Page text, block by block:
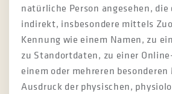
natürliche Person angesehen, die
indirekt, insbesondere mittels
Kennung wie einem Namen, zu
zu Standortdaten, zu einer
einem oder mehreren
Ausdruck der physischen,